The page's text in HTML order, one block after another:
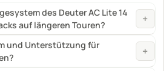
des Deuter AC Lite 14
auf längeren Touren?
+
und Unterstützung für
+